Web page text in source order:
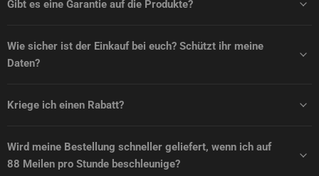
Gibt es eine Garantie auf die Produkte?
Wie sicher ist der Einkauf bei euch? Schützt ihr meine
Daten?
Kriege ich einen Rabatt?
Wird meine Bestellung schneller geliefert, wenn ich auf
88 Meilen pro Stunde beschleunige?